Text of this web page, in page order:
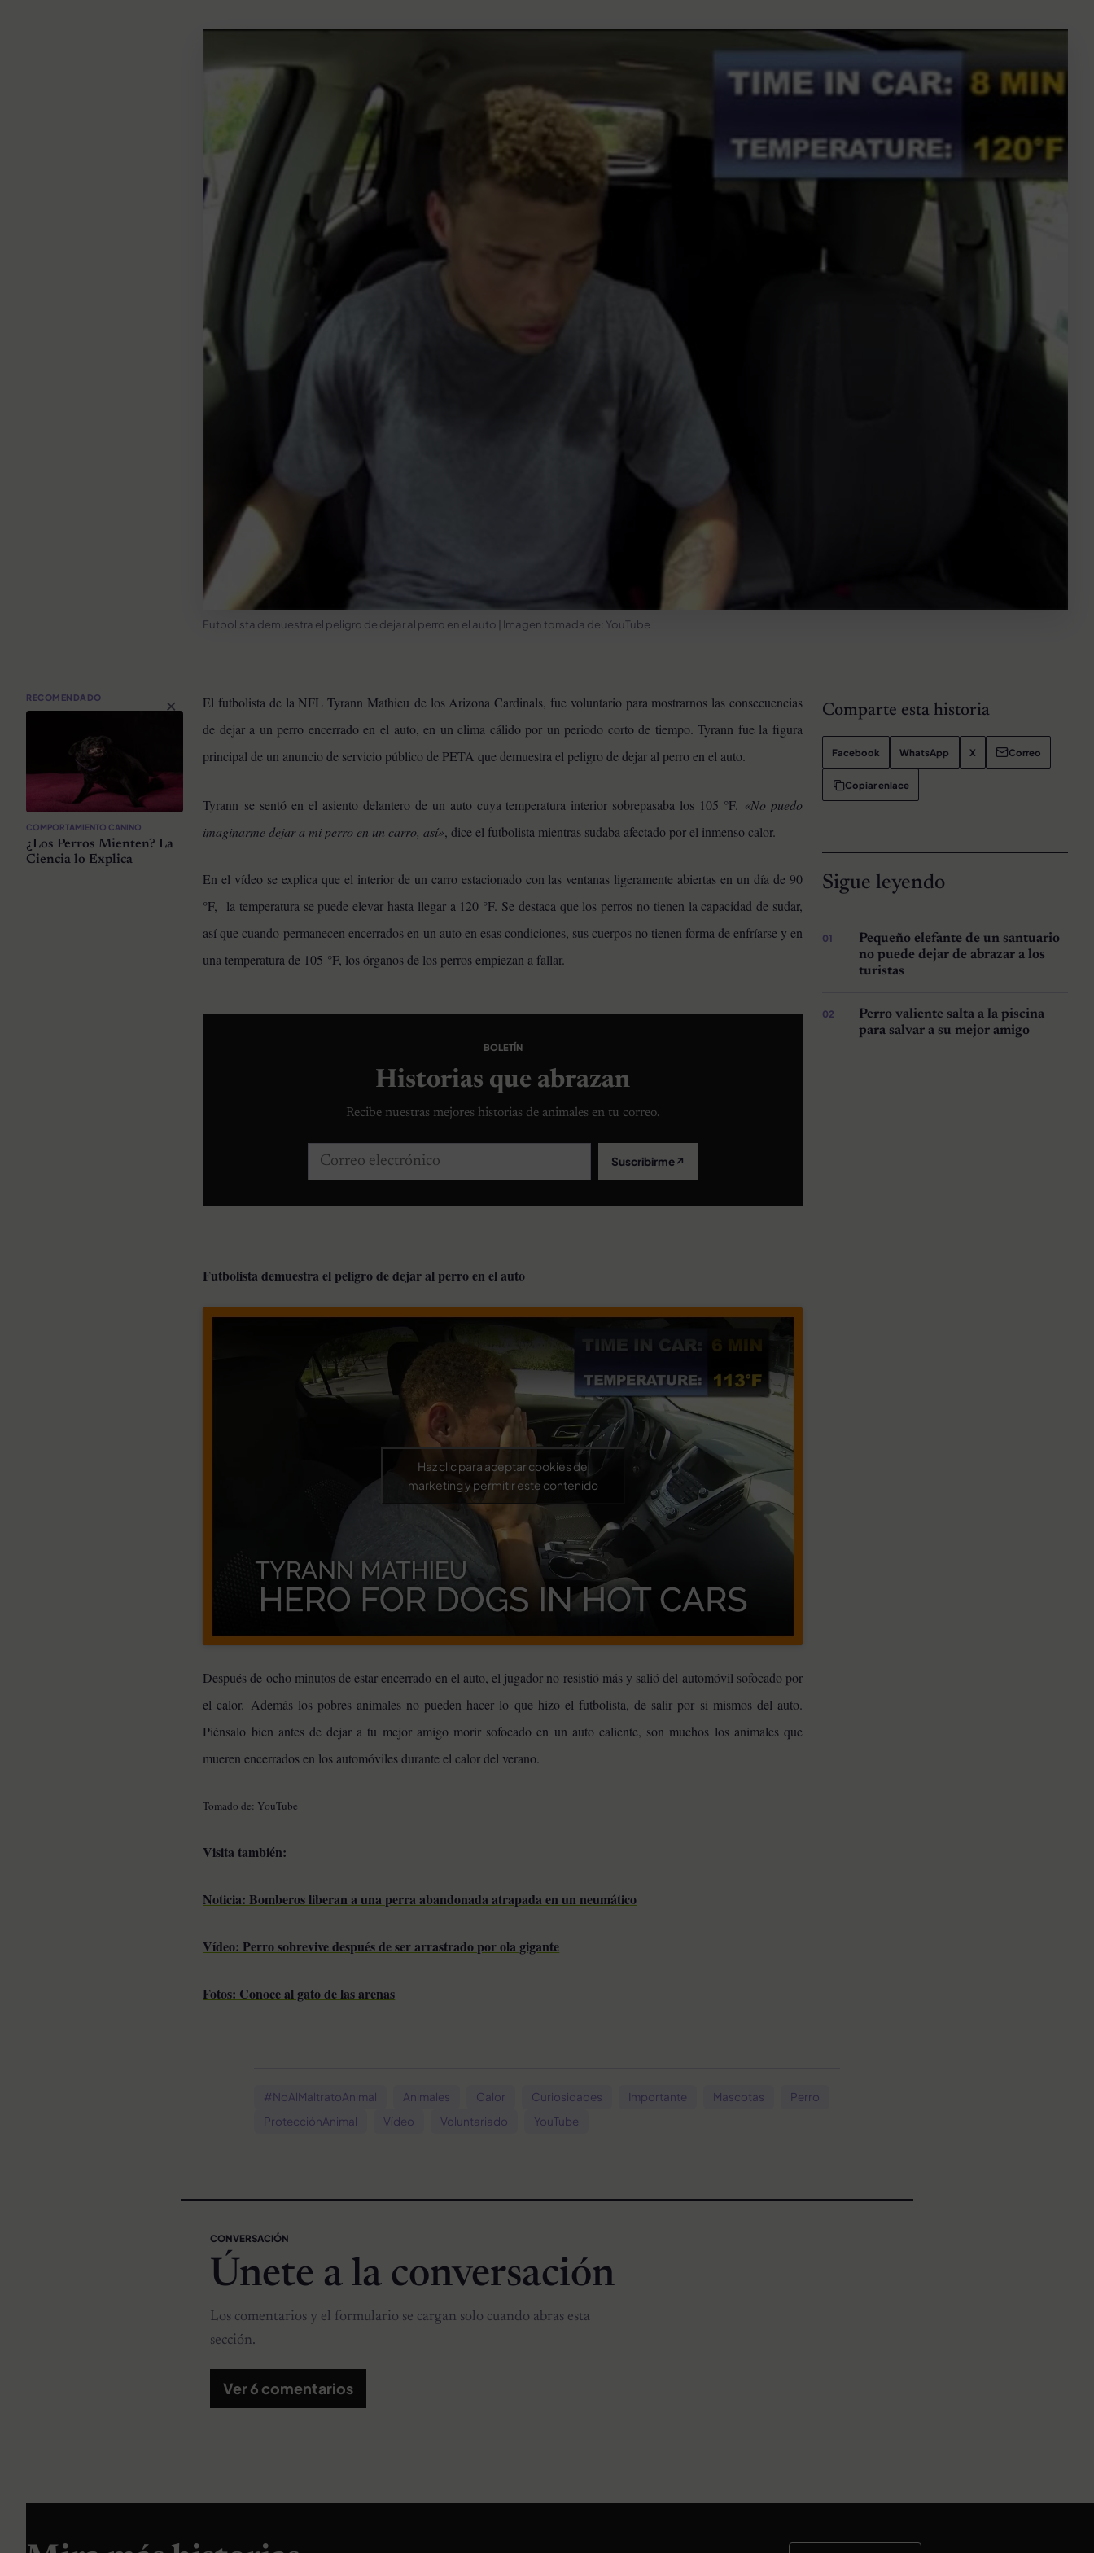
Futbolista demuestra el peligro de dejar al perro en el auto | Imagen tomada de: YouTube
×
RECOMENDADO
COMPORTAMIENTO CANINO
¿Los Perros Mienten? La
Ciencia lo Explica
El futbolista de la NFL Tyrann Mathieu de los Arizona Cardinals, fue voluntario para mostrarnos las consecuencias
de dejar a un perro encerrado en el auto, en un clima cálido por un periodo corto de tiempo. Tyrann fue la figura
principal de un anuncio de servicio público de PETA que demuestra el peligro de dejar al perro en el auto.
Tyrann se sentó en el asiento delantero de un auto cuya temperatura interior sobrepasaba los 105 °F. «No puedo
imaginarme dejar a mi perro en un carro, así», dice el futbolista mientras sudaba afectado por el inmenso calor.
En el vídeo se explica que el interior de un carro estacionado con las ventanas ligeramente abiertas en un día de 90
°F, la temperatura se puede elevar hasta llegar a 120 °F. Se destaca que los perros no tienen la capacidad de sudar,
así que cuando permanecen encerrados en un auto en esas condiciones, sus cuerpos no tienen forma de enfríarse y en
una temperatura de 105 °F, los órganos de los perros empiezan a fallar.
BOLETÍN
Historias que abrazan
Recibe nuestras mejores historias de animales en tu correo.
Correo electrónico Suscribirme↗
Futbolista demuestra el peligro de dejar al perro en el auto
Haz clic para aceptar cookies de
marketing y permitir este contenido
Después de ocho minutos de estar encerrado en el auto, el jugador no resistió más y salió del automóvil sofocado por
el calor. Además los pobres animales no pueden hacer lo que hizo el futbolista, de salir por si mismos del auto.
Piénsalo bien antes de dejar a tu mejor amigo morir sofocado en un auto caliente, son muchos los animales que
mueren encerrados en los automóviles durante el calor del verano.
Tomado de: YouTube
Visita también:
Noticia: Bomberos liberan a una perra abandonada atrapada en un neumático
Vídeo: Perro sobrevive después de ser arrastrado por ola gigante
Fotos: Conoce al gato de las arenas
Comparte esta historia
Facebook WhatsApp X Correo
Copiar enlace
Sigue leyendo
Pequeño elefante de un santuario
no puede dejar de abrazar a los
turistas
Perro valiente salta a la piscina
para salvar a su mejor amigo
#NoAlMaltratoAnimal Animales Calor Curiosidades Importante Mascotas
Perro
ProtecciónAnimal
Vídeo Voluntariado YouTube
CONVERSACIÓN
Únete a la conversación
Los comentarios y el formulario se cargan solo cuando abras esta
sección.
Ver 6 comentarios